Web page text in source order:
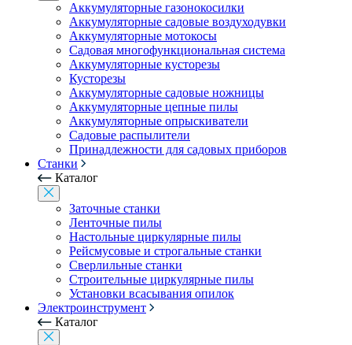
Аккумуляторные газонокосилки
Аккумуляторные садовые воздуходувки
Аккумуляторные мотокосы
Садовая многофункциональная система
Аккумуляторные кусторезы
Кусторезы
Аккумуляторные садовые ножницы
Аккумуляторные цепные пилы
Аккумуляторные опрыскиватели
Садовые распылители
Принадлежности для садовых приборов
Станки
Каталог
Заточные станки
Ленточные пилы
Настольные циркулярные пилы
Рейсмусовые и строгальные станки
Сверлильные станки
Строительные циркулярные пилы
Установки всасывания опилок
Электроинструмент
Каталог